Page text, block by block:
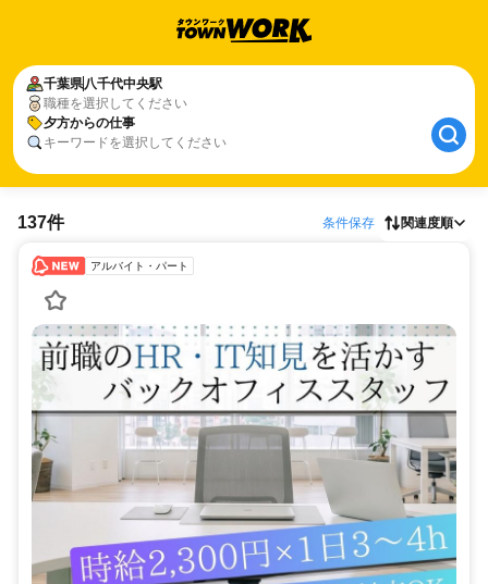
千葉県八千代中央駅
職種を選択してください
夕方からの仕事
キーワードを選択してください
137件 条件保存 関連度順
アルバイト・パート